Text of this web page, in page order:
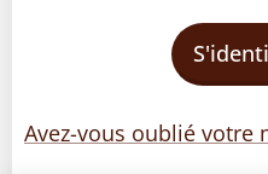
Avez-vous oublié votre